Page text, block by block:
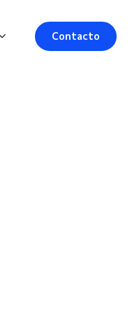
Contacto